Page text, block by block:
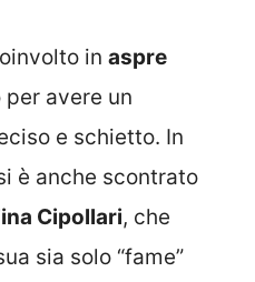
in aspre
per avere un
e schietto. In
è anche scontrato
Cipollari, che
sia solo “fame”